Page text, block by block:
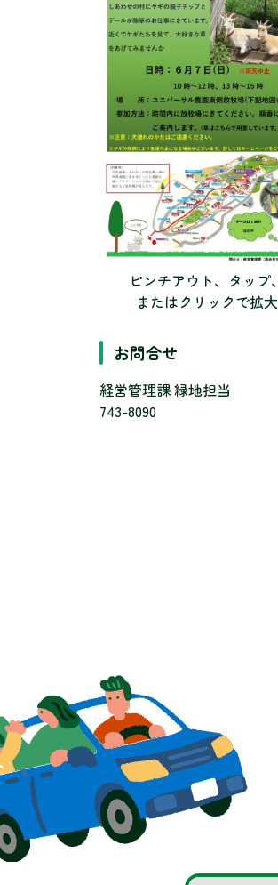
ピンチアウト、タップ、
またはクリックで拡大
お問合せ
経営管理課 緑地担当
743-8090